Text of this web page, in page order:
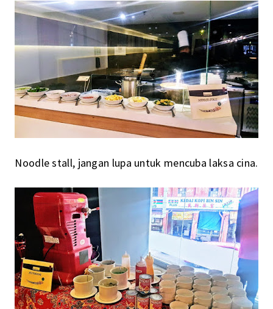
Noodle stall, jangan lupa untuk mencuba laksa cina.